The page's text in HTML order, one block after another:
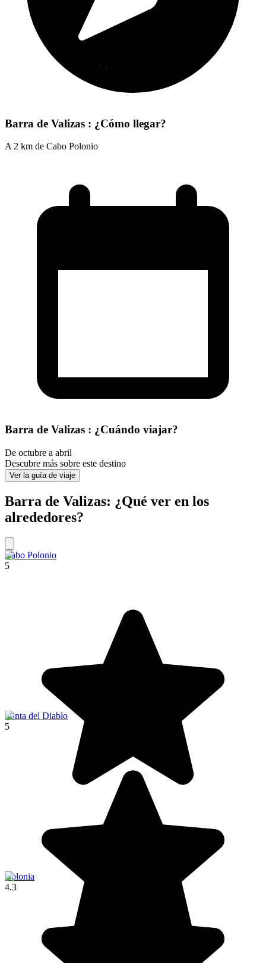
Barra de Valizas : ¿Cómo llegar?
A 2 km de Cabo Polonio
Barra de Valizas : ¿Cuándo viajar?
De octubre a abril
Descubre más sobre este destino
Ver la guía de viaje
Barra de Valizas: ¿Qué ver en los
alrededores?
Cabo Polonio
5
Punta del Diablo
5
Colonia
4.3